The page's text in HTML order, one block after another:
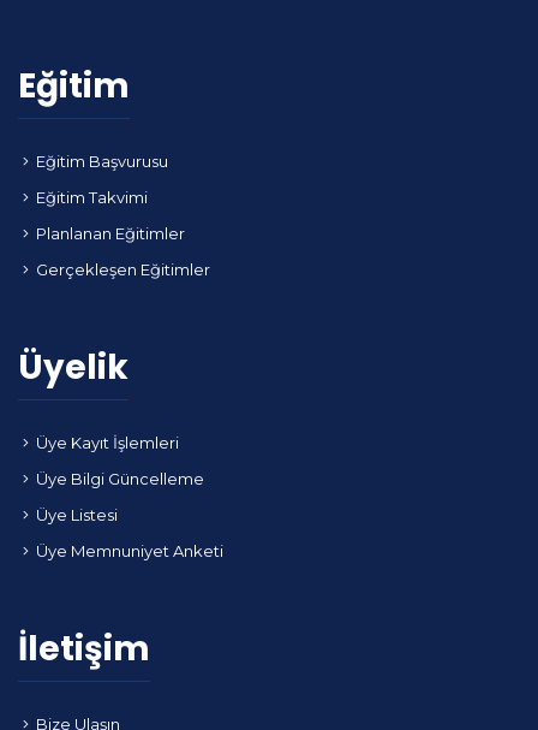
Eğitim
Eğitim Başvurusu
Eğitim Takvimi
Planlanan Eğitimler
Gerçekleşen Eğitimler
Üyelik
Üye Kayıt İşlemleri
Üye Bilgi Güncelleme
Üye Listesi
Üye Memnuniyet Anketi
İletişim
Bize Ulaşın